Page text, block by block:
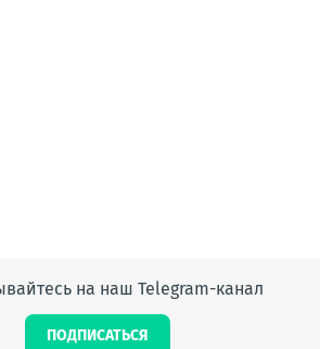
на наш Telegram-канал
ПОДПИСАТЬСЯ